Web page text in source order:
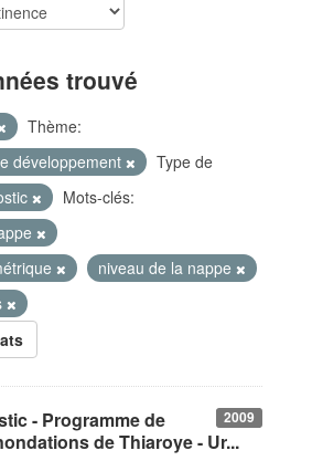
trouvé
Thème:
développement
Type de
Mots-clés:
niveau de la nappe
2009
- Programme de
de Thiaroye - Ur...